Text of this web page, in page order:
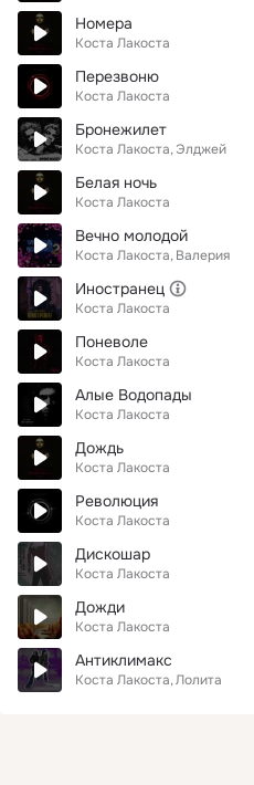
Номера
Коста Лакоста
Перезвоню
Коста Лакоста
Бронежилет
Коста Лакоста Элджей
Белая ночь
Коста Лакоста
Вечно молодой
Коста Лакоста Валерия
Иностранец
Коста Лакоста
Поневоле
Коста Лакоста
Алые Водопады
Коста Лакоста
Дождь
Коста Лакоста
Революция
Коста Лакоста
Дискошар
Коста Лакоста
Дожди
Коста Лакоста
Антиклимакс
Коста Лакоста Лолита